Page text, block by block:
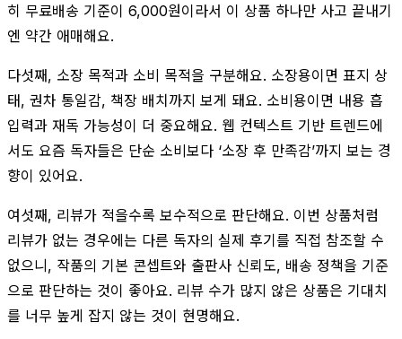
히 무료배송 기준이 6,000원이라서 이 상품 하나만 사고 끝내기
엔 약간 애매해요.
다섯째, 소장 목적과 소비 목적을 구분해요. 소장용이면 표지 상
태, 권차 통일감, 책장 배치까지 보게 돼요. 소비용이면 내용 흡
입력과 재독 가능성이 더 중요해요. 웹 컨텍스트 기반 트렌드에
서도 요즘 독자들은 단순 소비보다 ‘소장 후 만족감’까지 보는 경
향이 있어요.
여섯째, 리뷰가 적을수록 보수적으로 판단해요. 이번 상품처럼
리뷰가 없는 경우에는 다른 독자의 실제 후기를 직접 참조할 수
없으니, 작품의 기본 콘셉트와 출판사 신뢰도, 배송 정책을 기준
으로 판단하는 것이 좋아요. 리뷰 수가 많지 않은 상품은 기대치
를 너무 높게 잡지 않는 것이 현명해요.